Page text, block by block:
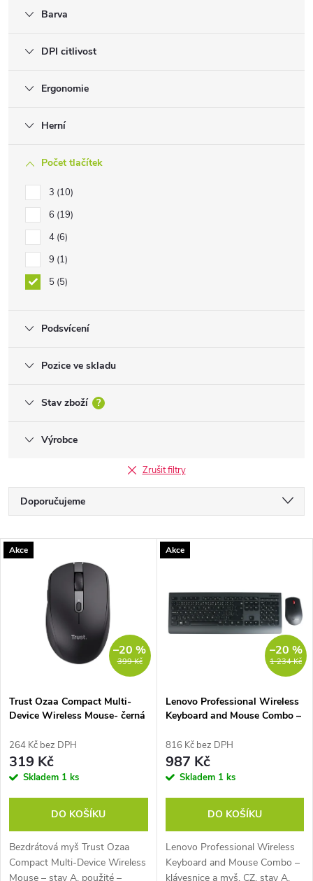
Barva
DPI citlivost
Ergonomie
Herní
Počet tlačítek
3 10
6 19
4 6
9 1
5 5
Podsvícení
Pozice ve skladu
Stav zboží ?
Výrobce
Zrušit filtry
Ř
a
p
r
o
u
Doporučujeme
Nejdražší
Nejprodávanější
Abecedně
V
s
p
r
o
d
u
Akce
399 Kč
–20 %
Trust Ozaa Compact Multi-
Device Wireless Mouse- černá
264 Kč bez DPH
319 Kč
Skladem 1 ks
DO KOŠÍKU
Bezdrátová myš Trust Ozaa
Compact Multi-Device Wireless
Mouse – stav A, použité –
Akce
1 234 Kč
–20 %
Lenovo Professional Wireless
Keyboard and Mouse Combo –
816 Kč bez DPH
987 Kč
Skladem 1 ks
DO KOŠÍKU
Lenovo Professional Wireless
Keyboard and Mouse Combo –
klávesnice a myš, CZ, stav A,